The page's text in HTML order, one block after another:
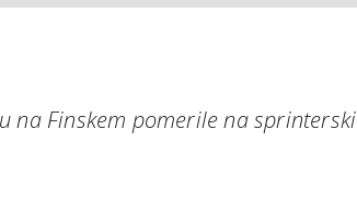
na Finskem pomerile na sprinterski